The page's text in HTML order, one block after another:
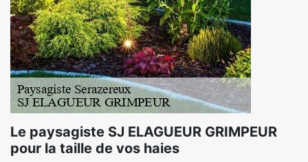
Le paysagiste SJ ELAGUEUR GRIMPEUR
pour la taille de vos haies